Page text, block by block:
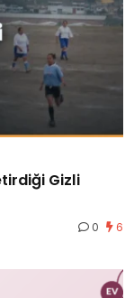
Gizli
0 6